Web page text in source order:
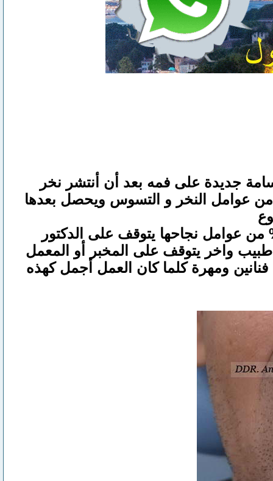
جديدة على فمه بعد أن أنتشر نخر
عوامل النخر و التسوس ويحصل بعدها
نلفت نظر الكثير من المراجعين أن تلبيسات الزيركون مع وجه الأيماكس 70% من عوامل نجاحها يتوقف على الدكتور
واخر يتوقف على المخبر أو المعمل
ومهرة كلما كان العمل أجمل كهذه